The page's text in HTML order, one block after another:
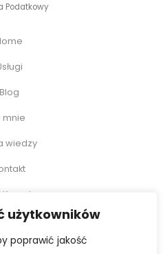
użytkowników
poprawić jakość
Podatkowy
Blog
mnie
wiedzy
Konto